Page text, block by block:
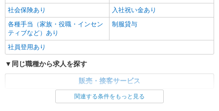
社会保険あり
入社祝い金あり
各種手当（家族・役職・インセン
ティブなど）あり
制服貸与
社員登用あり
同じ職種から求人を探す
販売・接客サービス
同じ特徴から求人を探す関連する条件をもっと見る